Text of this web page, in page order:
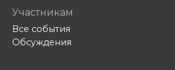
Участникам
Все события
Обсуждения